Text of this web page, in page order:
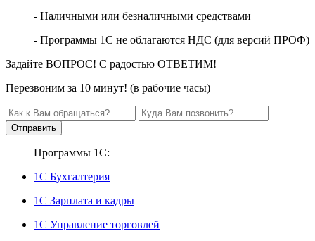
- Наличными или безналичными средствами
- Программы 1С не облагаются НДС (для версий ПРОФ)
Задайте ВОПРОС! С радостью ОТВЕТИМ!
Перезвоним за 10 минут! (в рабочие часы)
Отправить
Программы 1С:
1С Бухгалтерия
1С Зарплата и кадры
1С Управление торговлей